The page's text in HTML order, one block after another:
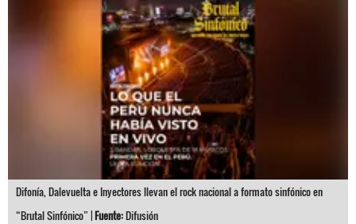
Difonía, Dalevuelta e Inyectores llevan el rock nacional a formato sinfónico en
“Brutal Sinfónico” |Fuente:Difusión